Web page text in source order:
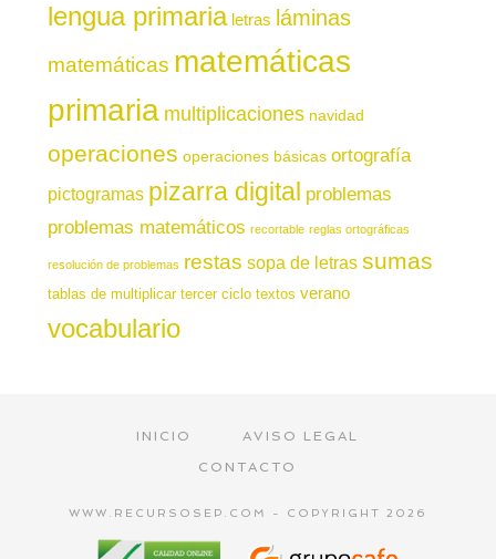
lengua primaria letras láminas
matemáticas matemáticas
primaria multiplicaciones navidad
operaciones operaciones básicas ortografía
pictogramas pizarra digital problemas
problemas matemáticos recortable reglas ortográficas
resolución de problemas restas sopa de letras sumas
tablas de multiplicar tercer ciclo textos verano
vocabulario
INICIO
AVISO LEGAL
CONTACTO
WWW.RECURSOSEP.COM - COPYRIGHT 2026